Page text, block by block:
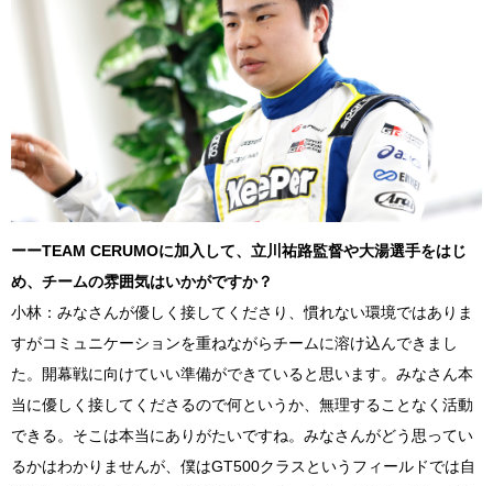
ーーTEAM CERUMOに加入して、立川祐路監督や大湯選手をはじ
め、チームの雰囲気はいかがですか？
小林：みなさんが優しく接してくださり、慣れない環境ではありま
すがコミュニケーションを重ねながらチームに溶け込んできまし
た。開幕戦に向けていい準備ができていると思います。みなさん本
当に優しく接してくださるので何というか、無理することなく活動
できる。そこは本当にありがたいですね。みなさんがどう思ってい
るかはわかりませんが、僕はGT500クラスというフィールドでは自